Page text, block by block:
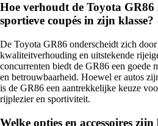
Hoe verhoudt de Toyota GR86
sportieve coupés in zijn klasse?
De Toyota GR86 onderscheidt zich
kwaliteitverhouding en uitstekende
concurrenten biedt de GR86 een goede
en betrouwbaarheid. Hoewel er autos
is de GR86 een aantrekkelijke keuze
rijplezier en sportiviteit.
Welke opties en accessoires